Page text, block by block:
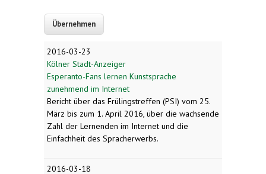
2016-03-23
Kölner Stadt-Anzeiger
Esperanto-Fans lernen Kunstsprache
zunehmend im Internet
Bericht über das Frülingstreffen (PSI) vom 25.
März bis zum 1. April 2016, über die wachsende
Zahl der Lernenden im Internet und die
Einfachheit des Spracherwerbs.
2016-03-18